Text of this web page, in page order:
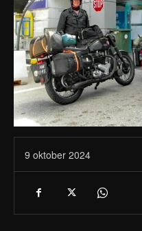
9 oktober 2024